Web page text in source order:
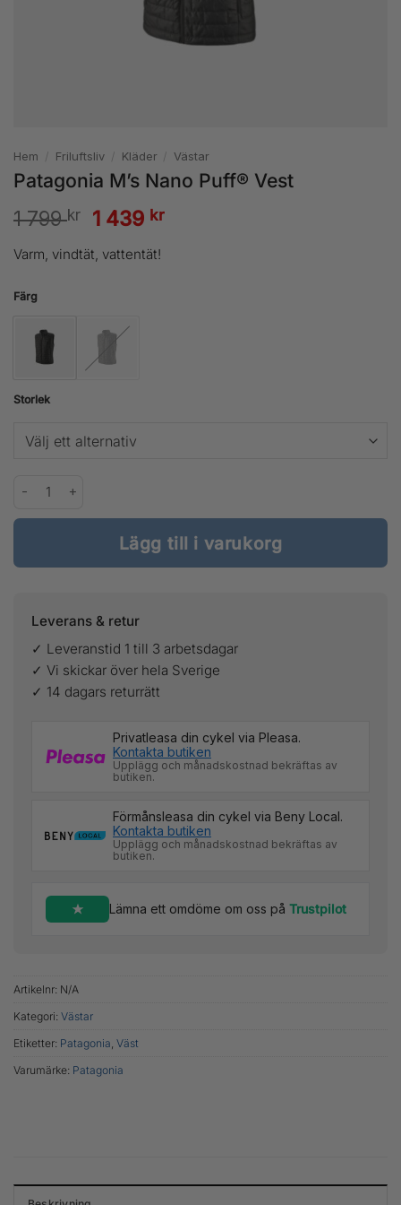
Hem / Friluftsliv / Kläder / Västar
Patagonia M’s Nano Puff® Vest
1 799kr
Det
ursprungliga
1
799 kr.
1 439 krDet
Varm, vindtät, vattentät!
Färg
Storlek
Lägg till i varukorg
Leverans & retur
✓ Leveranstid 1 till 3 arbetsdagar
✓ Vi skickar över hela Sverige
✓ 14 dagars returrätt
Privatleasa din cykel via Pleasa.
Kontakta butiken
Upplägg och månadskostnad bekräftas av
butiken.
Förmånsleasa din cykel via Beny Local.
Kontakta butiken
Upplägg och månadskostnad bekräftas av
butiken.
Lämna ett omdöme om oss på Trustpilot
Artikelnr: N/A
Kategori: Västar
Etiketter: Patagonia, Väst
Varumärke: Patagonia